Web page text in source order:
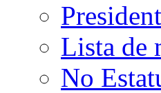
Lista de
No